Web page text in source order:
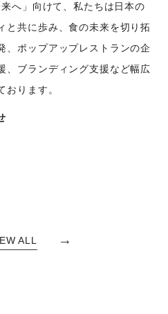
へ」向けて、私たちは日本の
と共に歩み、食の未来を切り拓
、ポップアップレストランの企
、ブランディング支援など幅広
おります。
ALL →